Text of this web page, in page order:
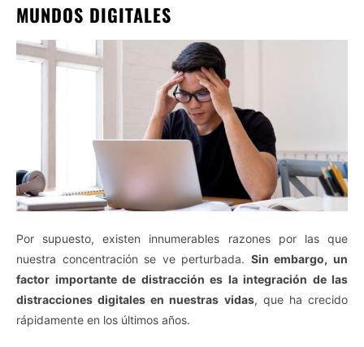
MUNDOS DIGITALES
Por supuesto, existen innumerables razones por las que
nuestra concentración se ve perturbada. Sin embargo, un
factor importante de distracción es la integración de las
distracciones digitales en nuestras vidas, que ha crecido
rápidamente en los últimos años.